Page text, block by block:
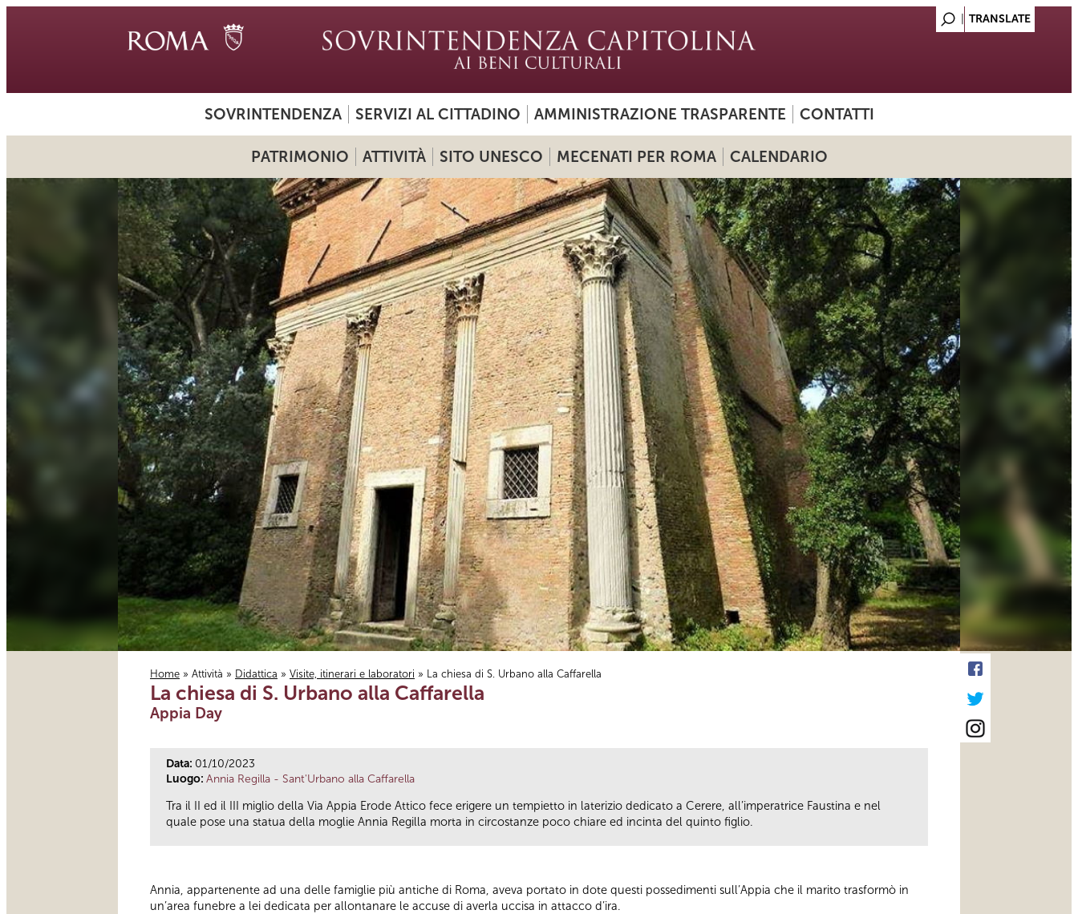
SOVRINTENDENZA SERVIZI AL CITTADINO AMMINISTRAZIONE TRASPARENTE CONTATTI
PATRIMONIO ATTIVITÀ SITO UNESCO MECENATI PER ROMA CALENDARIO
Tu sei qui
Home » Attività » Didattica » Visite, itinerari e laboratori » La chiesa di S. Urbano alla Caffarella
La chiesa di S. Urbano alla Caffarella
Appia Day
Data: 01/10/2023
Luogo: Annia Regilla - Sant'Urbano alla Caffarella
Tra il II ed il III miglio della Via Appia Erode Attico fece erigere un tempietto in laterizio dedicato a Cerere, all’imperatrice Faustina e nel
quale pose una statua della moglie Annia Regilla morta in circostanze poco chiare ed incinta del quinto figlio.
Annia, appartenente ad una delle famiglie più antiche di Roma, aveva portato in dote questi possedimenti sull’Appia che il marito trasformò in
un’area funebre a lei dedicata per allontanare le accuse di averla uccisa in attacco d’ira.